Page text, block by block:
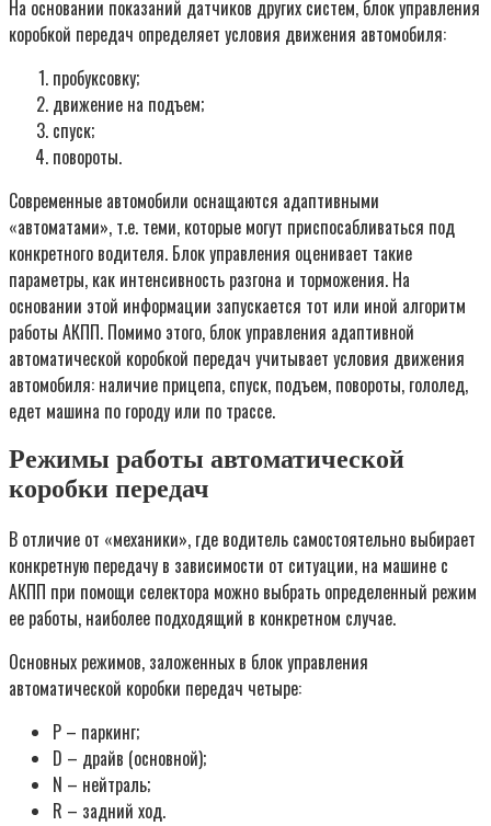
На основании показаний датчиков других систем, блок управления
коробкой передач определяет условия движения автомобиля:
пробуксовку;
движение на подъем;
спуск;
повороты.
Современные автомобили оснащаются адаптивными
«автоматами», т.е. теми, которые могут приспосабливаться под
конкретного водителя. Блок управления оценивает такие
параметры, как интенсивность разгона и торможения. На
основании этой информации запускается тот или иной алгоритм
работы АКПП. Помимо этого, блок управления адаптивной
автоматической коробкой передач учитывает условия движения
автомобиля: наличие прицепа, спуск, подъем, повороты, гололед,
едет машина по городу или по трассе.
Режимы работы автоматической
коробки передач
В отличие от «механики», где водитель самостоятельно выбирает
конкретную передачу в зависимости от ситуации, на машине с
АКПП при помощи селектора можно выбрать определенный режим
ее работы, наиболее подходящий в конкретном случае.
Основных режимов, заложенных в блок управления
автоматической коробки передач четыре:
P – паркинг;
D – драйв (основной);
N – нейтраль;
R – задний ход.